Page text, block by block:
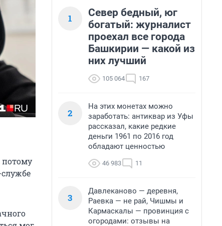
потому
1
Север бедный, юг
богатый: журналист
проехал все города
Башкирии — какой из
них лучший
105 064 167
2
На этих монетах можно
заработать: антиквар из Уфы
рассказал, какие редкие
деньги 1961 по 2016 год
обладают ценностью
46 983 11
3
Давлеканово — деревня,
Раевка — не рай, Чишмы и
Кармаскалы — провинция с
огородами: отзывы на